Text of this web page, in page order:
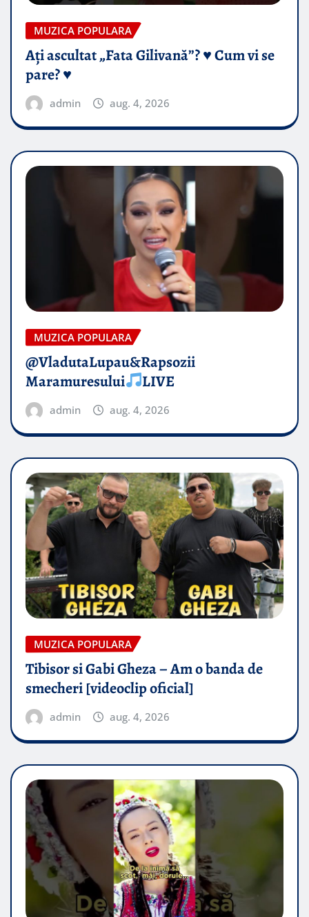
MUZICA POPULARA
Ați ascultat „Fata Gilivană”? ♥️ Cum vi se
pare? ♥️
admin aug. 4, 2026
MUZICA POPULARA
@VladutaLupau&Rapsozii
Maramuresului
LIVE
admin aug. 4, 2026
MUZICA POPULARA
Tibisor si Gabi Gheza – Am o banda de
smecheri [videoclip oficial]
admin aug. 4, 2026